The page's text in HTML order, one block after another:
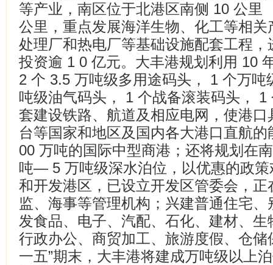
等产业，南区位于北港区南侧 10 公里
公里，重点发展海洋生物、化工等相
处理厂和热电厂等基础设施配套工程
投资逾 1 0 亿元。大丰港规划利用 10
2 个 3.5 万吨级多用途码头， 1 个万
吨级油气码头， 1 个战备滚装码头，
套建设铁路、航道及相应电网，使港
台等国家和地区及国内各大港口直航
00 万吨的国际中型商港；还将规划在
吨— 5 万吨级深水泊位，以优惠的政
和开发港区，已设立开发区管委会，
监、海事等管理机构；兴建普通住宅
发食品、电子、汽配、石化、建材、
行政办公、商贸加工、旅游度假、仓储
一五”期末，大丰港将建成万吨级以上